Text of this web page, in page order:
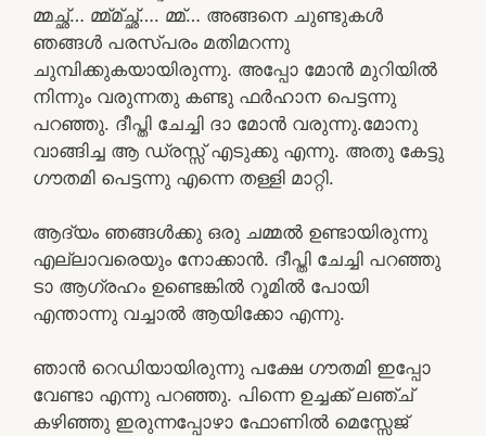
മ്മച്ഛ്… മ്മ്മ്ച്ഛ്…. മ്മ്… അങ്ങനെ ചുണ്ടുകൾ
ഞങ്ങൾ പരസ്പരം മതിമറന്നു
ചുമ്പിക്കുകയായിരുന്നു. അപ്പോ മോൻ മുറിയിൽ
നിന്നും വരുന്നതു കണ്ടു ഫർഹാന പെട്ടന്നു
പറഞ്ഞു. ദീപ്തി ചേച്ചി ദാ മോൻ വരുന്നു.മോനു
വാങ്ങിച്ച ആ ഡ്രസ്സ്‌ എടുക്കു എന്നു. അതു കേട്ടു
ഗൗതമി പെട്ടന്നു എന്നെ തള്ളി മാറ്റി.
ആദ്യം ഞങ്ങൾക്കു ഒരു ചമ്മൽ ഉണ്ടായിരുന്നു
എല്ലാവരെയും നോക്കാൻ. ദീപ്തി ചേച്ചി പറഞ്ഞു
ടാ ആഗ്രഹം ഉണ്ടെങ്കിൽ റൂമിൽ പോയി
എന്താന്നു വച്ചാൽ ആയിക്കോ എന്നു.
ഞാൻ റെഡിയായിരുന്നു പക്ഷേ ഗൗതമി ഇപ്പോ
വേണ്ടാ എന്നു പറഞ്ഞു. പിന്നെ ഉച്ചക്ക് ലഞ്ച്
കഴിഞ്ഞു ഇരുന്നപ്പോഴാ ഫോണിൽ മെസ്സേജ്